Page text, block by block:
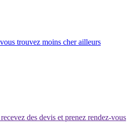
trouvez moins cher ailleurs
des devis et prenez rendez-vous